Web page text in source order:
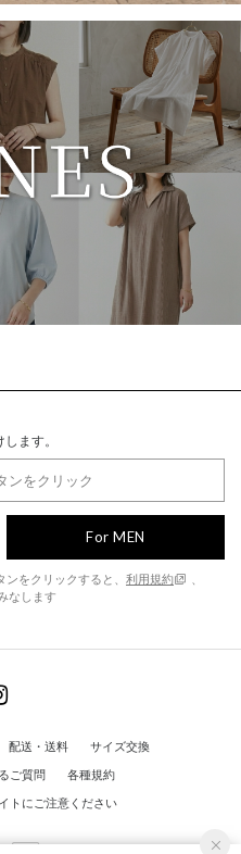
ます。
For MEN
をクリックすると、 利用規約
なします
配送・送料 サイズ交換
ご質問 各種規約
トにご注意ください